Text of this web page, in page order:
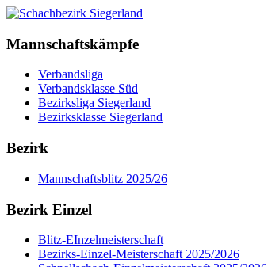
Mannschaftskämpfe
Verbandsliga
Verbandsklasse Süd
Bezirksliga Siegerland
Bezirksklasse Siegerland
Bezirk
Mannschaftsblitz 2025/26
Bezirk Einzel
Blitz-EInzelmeisterschaft
Bezirks-Einzel-Meisterschaft 2025/2026